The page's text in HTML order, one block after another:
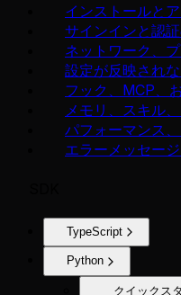
インストールと
サインインと認
ネットワーク、
設定が反映され
フック、MCP、
メモリ、スキル
パフォーマンス
エラーメッセー
TypeScript
Python
クイックス